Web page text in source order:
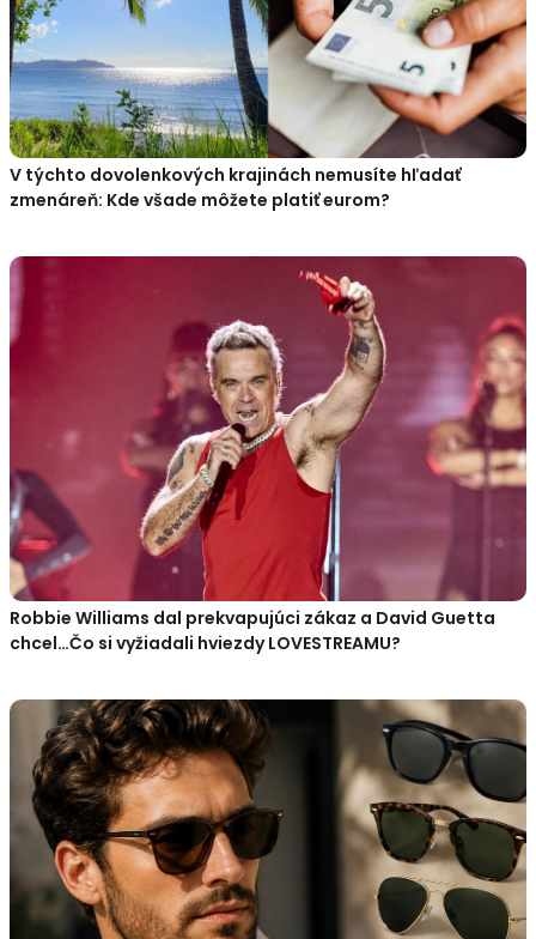
V týchto dovolenkových krajinách nemusíte hľadať
zmenáreň: Kde všade môžete platiť eurom?
Robbie Williams dal prekvapujúci zákaz a David Guetta
chcel…Čo si vyžiadali hviezdy LOVESTREAMU?